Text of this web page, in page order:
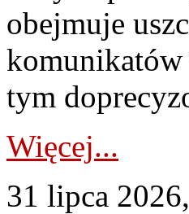
obejmuje
komunikatów
tym
Więcej...
31 lipca